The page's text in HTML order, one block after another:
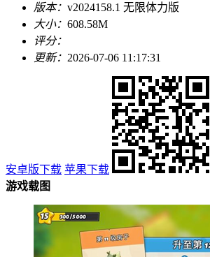
版本： v2024158.1 无限体力版
大小： 608.58M
评分：
更新： 2026-07-06 11:17:31
安卓版下载 苹果下载
游戏载图